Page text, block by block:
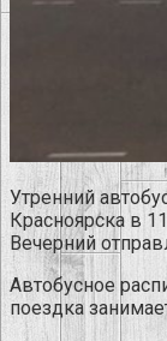
Утренний
Красноярска в
Вечерний
Автобусное
поездка